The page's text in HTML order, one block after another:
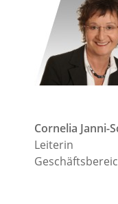
Cornelia Janni-
Leiterin